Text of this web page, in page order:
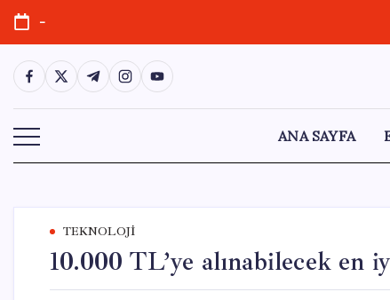
Skip
content
-
https://www.facebook.com/
https://twitter.com/
https://t.me/
https://www.instagram.com/
https://youtube.com/
ANA SAYFA
TEKNOLOJI
10.000 TL’ye alınabilecek en